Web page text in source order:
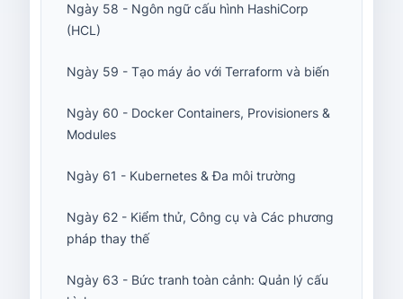
Ngày 58 - Ngôn ngữ cấu hình HashiCorp
(HCL)
Ngày 59 - Tạo máy ảo với Terraform và biến
Ngày 60 - Docker Containers, Provisioners &
Modules
Ngày 61 - Kubernetes & Đa môi trường
Ngày 62 - Kiểm thử, Công cụ và Các phương
pháp thay thế
Ngày 63 - Bức tranh toàn cảnh: Quản lý cấu